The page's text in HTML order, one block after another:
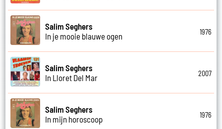
Salim Seghers
In je mooie blauwe ogen
1976
Salim Seghers
In Lloret Del Mar
2007
Salim Seghers
In mijn horoscoop
1976